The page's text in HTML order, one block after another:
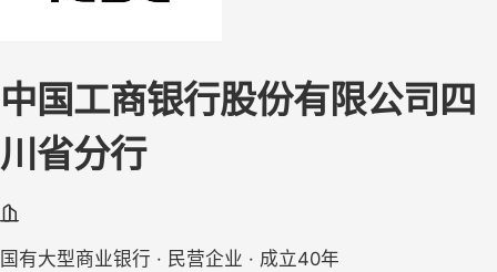
中国工商银行股份有限公司四
川省分行
国有大型商业银行 · 民营企业 · 成立40年